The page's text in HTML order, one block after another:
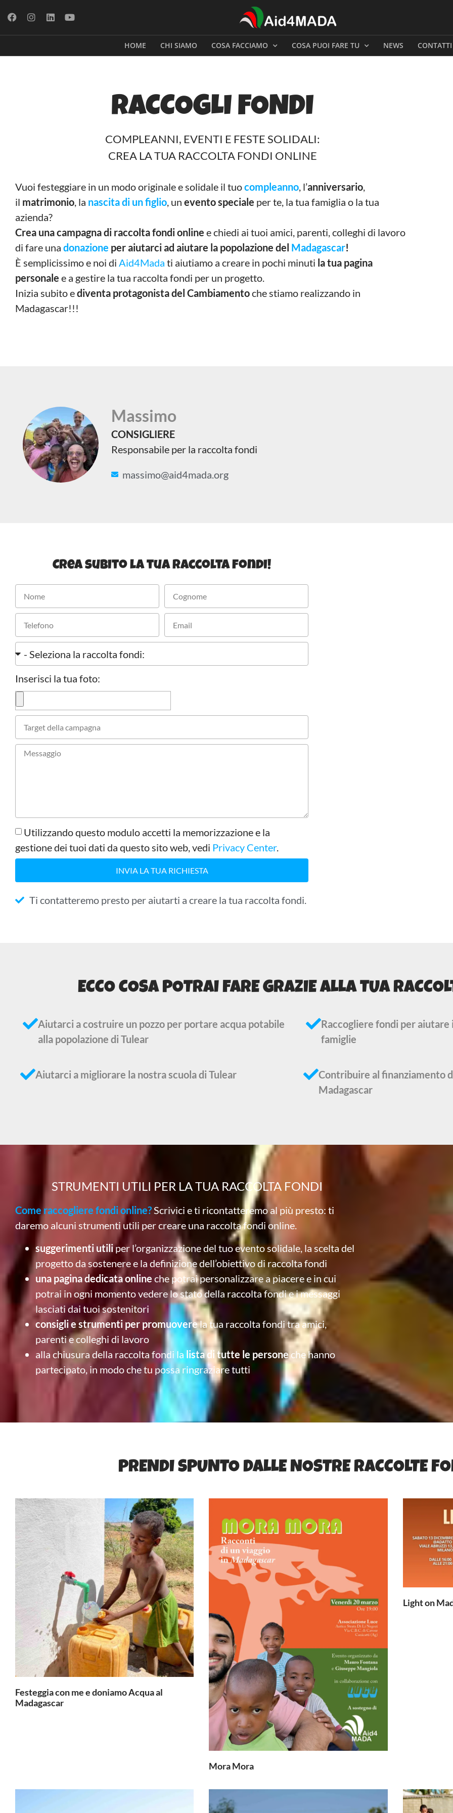
HOME CHI SIAMO COSA FACCIAMO COSA PUOI FARE TU NEWS CONTATTI
RACCOGLI FONDI
COMPLEANNI, EVENTI E FESTE SOLIDALI:
CREA LA TUA RACCOLTA FONDI ONLINE
Vuoi festeggiare in un modo originale e solidale il tuocompleanno, l’anniversario,
il matrimonio, la nascita di un figlio, un evento speciale per te, la tua famiglia o la tua
azienda?
Crea una campagna di raccolta fondi online e chiedi ai tuoi amici, parenti, colleghi di lavoro
di fare una donazione per aiutarci ad aiutare la popolazione del Madagascar!
È semplicissimo e noi di Aid4Mada ti aiutiamo a creare in pochi minuti la tua pagina
personale e a gestire la tua raccolta fondi per un progetto.
Inizia subito ediventa protagonista del Cambiamentoche stiamo realizzando in
Madagascar!!!
Massimo
CONSIGLIERE
Responsabile per la raccolta fondi
massimo@aid4mada.org
Crea subito la tua raccolta fondi!
Inserisci la tua foto:
Utilizzando questo modulo accetti la memorizzazione e la
gestione dei tuoi dati da questo sito web, vedi Privacy Center.
INVIA LA TUA RICHIESTA
Ti contatteremo presto per aiutarti a creare la tua raccolta fondi.
ECCO COSA POTRAI FARE GRAZIE ALLA TUA
Aiutarci a costruire un pozzo per portare acqua potabile
alla popolazione di Tulear
Raccogliere fondi per
famiglie
Aiutarci a migliorare la nostra scuola di Tulear
Contribuire al finanziamento
Madagascar
STRUMENTI UTILI PER LA TUA RACCOLTA FONDI
Come raccogliere fondi online?Scrivici e ti ricontatteremo al più presto: ti
daremo alcuni strumenti utili per creare una raccolta fondi online.
suggerimenti utiliper l’organizzazione del tuo evento solidale, la scelta del
progetto da sostenere e la definizione dell’obiettivo di raccolta fondi
una pagina dedicata online che potrai personalizzare a piacere e in cui
potrai in ogni momento vedere lo stato della raccolta fondi e i messaggi
lasciati dai tuoi sostenitori
consigli e strumenti per promuoverela tua raccolta fondi tra amici,
parenti e colleghi di lavoro
alla chiusura della raccolta fondi la lista di tutte le persone che hanno
partecipato, in modo che tu possa ringraziare tutti
PRENDI SPUNTO DALLE NOSTRE RACCOLTE
Festeggia con me e doniamo Acqua al
Madagascar
Mora Mora
Light on